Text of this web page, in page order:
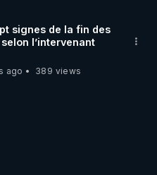
signes de la fin des
l’intervenant
ago
389 views